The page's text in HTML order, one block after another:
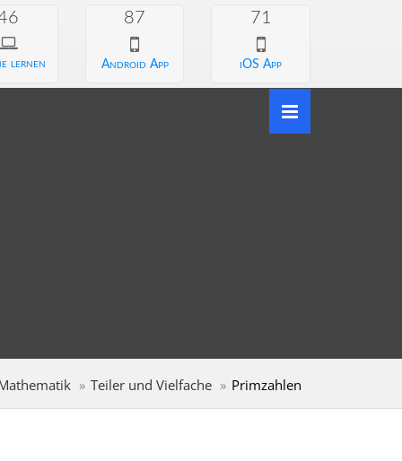
lernen
87
Android App
71
iOS App
Teiler und Vielfache Primzahlen